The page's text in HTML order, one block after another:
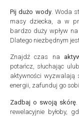
Pij dużo wody. Woda
masy dziecka, a w
bardzo duży wpływ
Dlatego niezbędnym
Znajdź czas na
potańcz, słuchając
aktywności wyzwalają
energii, zafunduj go
Zadbaj o swoją skórę
rewelacyjnie byłoby,